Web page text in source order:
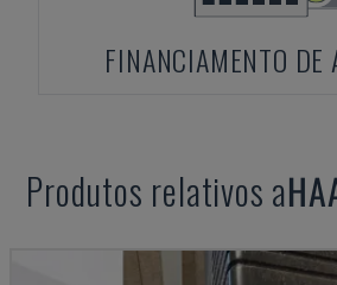
FINANCIAMENTO DE
Produtos relativos a